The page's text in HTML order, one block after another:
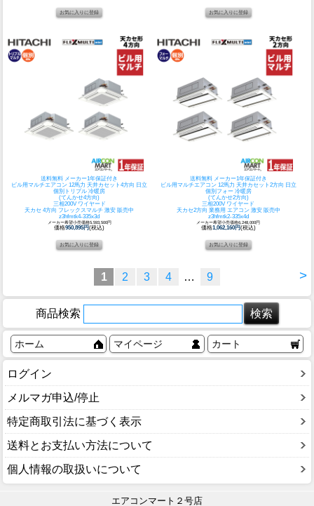
送料無料 メーカー1年保証付き
ビル用マルチエアコン 12馬力 天井カセット4方向 日立
個別トリプル 冷暖房
(てんかせ4方向)
三相200V ワイヤード
天カセ 4方向 フレックスマルチ 激安 販売中
z3hfmtk4-335x3d
メーカー希望小売価格5,593,500円
価格950,895円(税込)
送料無料 メーカー1年保証付き
ビル用マルチエアコン 12馬力 天井カセット2方向 日立
個別フォー 冷暖房
(てんかせ2方向)
三相200V ワイヤード
天カセ2方向 業務用 エアコン 激安 販売中
z3hfmtk2-335x4d
メーカー希望小売価格6,248,000円
価格1,062,160円(税込)
>
1 2 3 4 … 9
商品検索
ホーム マイページ カート
ログイン
メルマガ申込/停止
特定商取引法に基づく表示
送料とお支払い方法について
個人情報の取扱いについて
エアコンマート２号店